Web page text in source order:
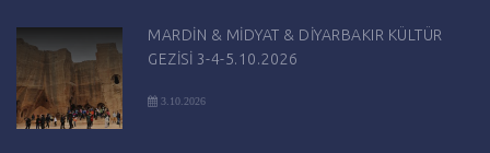
MARDİN & MİDYAT & DİYARBAKIR KÜLTÜR
GEZİSİ 3-4-5.10.2026
3.10.2026